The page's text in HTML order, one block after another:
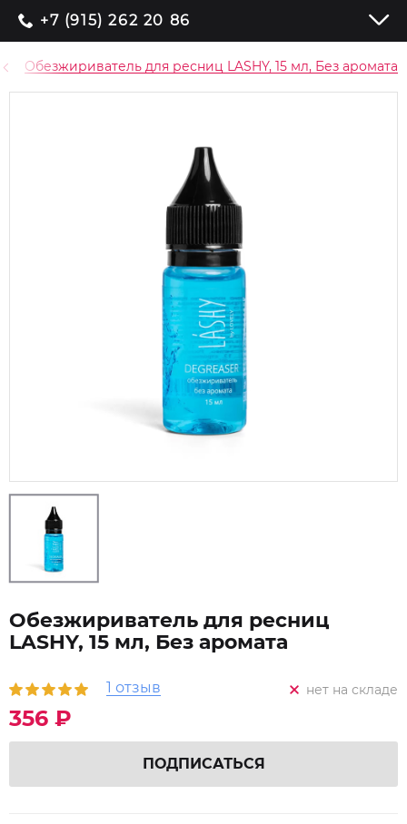
+7 (915) 262 20 86
Обезжириватель для ресниц LASHY, 15 мл, Без аромата
1 отзыв нет на складе
Обезжириватель для ресниц
LASHY, 15 мл, Без аромата
356 ₽
ПОДПИСАТЬСЯ